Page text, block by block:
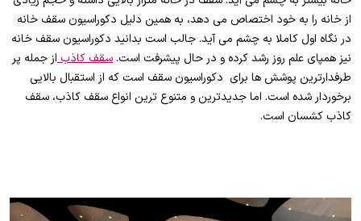
از خانه را به خود اختصاص می دهد، به همین دلیل دکوراسیون سقف خانه
در نگاه اول کاملا به چشم می آید. جالب است بدانید دکوراسیون سقف خانه
نیز همپای علم روز رشد کرده و در حال پیشرفت است.سقف کاذباز جمله پر
طرفدارترین پوشش ها برای دکوراسیون سقف است که از استقبال بالایی
برخوردار شده است. اما جدیدترین و متنوع ترین انواع سقف کاذب، سقف
کاذب کشسان است.